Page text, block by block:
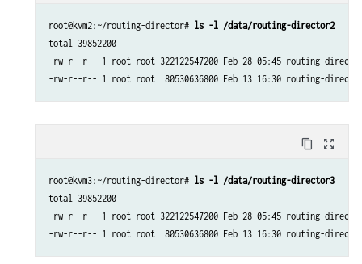
root@kvm2:~/routing-director# ls -l /data/routing-director2
total 39852200
-rw-r--r-- 1 root root 322122547200 Feb 28 05:45 routing-
-rw-r--r-- 1 root root  80530636800 Feb 13 16:30 routing-
content_copy zoom_out_map
root@kvm3:~/routing-director# ls -l /data/routing-director3
total 39852200
-rw-r--r-- 1 root root 322122547200 Feb 28 05:45 routing-
-rw-r--r-- 1 root root  80530636800 Feb 13 16:30 routing-